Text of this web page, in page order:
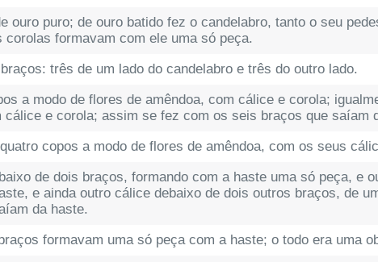
ouro puro; de ouro batido fez o candelabro, tanto o seu
formavam com ele uma só peça.
três de um lado do candelabro e três do outro lado.
a modo de flores de amêndoa, com cálice e corola;
cálice e corola; assim se fez com os seis braços que saíam
copos a modo de flores de amêndoa, com os seus
de dois braços, formando com a haste uma só peça, e
e ainda outro cálice debaixo de dois outros braços, de
da haste.
formavam uma só peça com a haste; o todo era uma